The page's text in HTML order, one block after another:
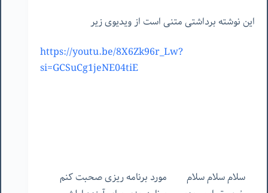
این نوشته برداشتی متنی است از ویدیوی زیر
https://youtu.be/8X6Zk96r_Lw?
si=GCSuCg1jeNE04tiE
سلام سلام سلام
مورد برنامه ریزی صحبت کنم